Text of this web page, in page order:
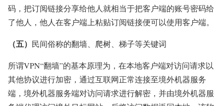
码，把订阅链接分享给他人就相当于把客户端的账号密码给
了他人，他人在客户端上粘贴订阅链接便可以使用客户端。
（五） 民间俗称的翻墙、爬树、梯子等关键词
所谓VPN“翻墙”的基本原理为，在本地客户端对访问请求以
其他协议进行加密，通过互联网正常连接至境外机器服务
端，境外机器服务端对访问请求进行解密，并由境外机器服